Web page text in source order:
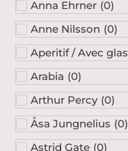
Anna Ehrner (0)
Anne Nilsson (0)
Aperitif / Avec glas
Arabia (0)
Arthur Percy (0)
Åsa Jungnelius (0)
Astrid Gate (0)